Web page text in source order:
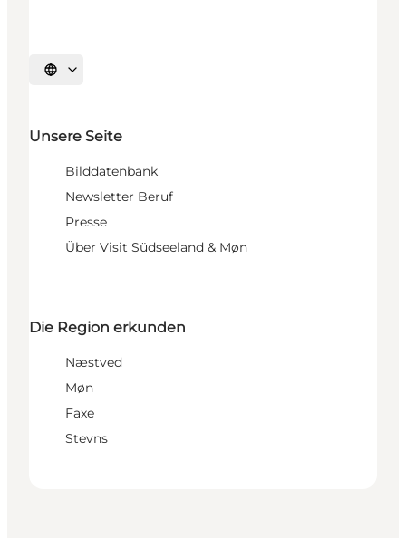
Sprache auswählen
Unsere Seite
Bilddatenbank
Newsletter Beruf
Presse
Über Visit Südseeland & Møn
Die Region erkunden
Næstved
Møn
Faxe
Stevns